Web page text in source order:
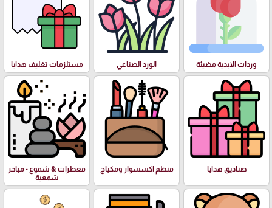
وردات الابدية مضيئة الورد الصناعي مستلزمات تغليف هدايا
صناديق هدايا منظم اكسسوار ومكياج
معطرات & شموع - مباخر
شمعية